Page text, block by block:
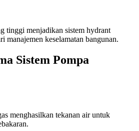
tinggi menjadikan sistem hydrant
manajemen keselamatan bangunan.
Sistem Pompa
menghasilkan tekanan air untuk